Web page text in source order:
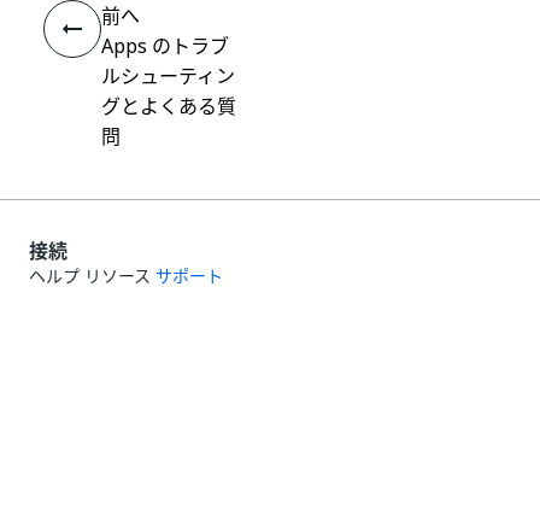
前へ
Apps のトラブ
ルシューティン
グとよくある質
問
接続
ヘルプ リソース サポート